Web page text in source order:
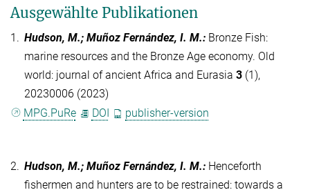
Ausgewählte Publikationen
1. Hudson, M.; Muñoz Fernández, I. M.: Bronze Fish:
marine resources and the Bronze Age economy. Old
world: journal of ancient Africa and Eurasia 3 (1),
20230006 (2023)
MPG.PuRe
DOI publisher-version
2. Hudson, M.; Muñoz Fernández, I. M.: Henceforth
fishermen and hunters are to be restrained: towards a